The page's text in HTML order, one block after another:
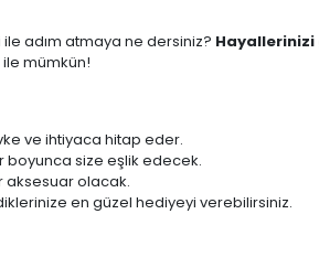
ile adım atmaya ne dersiniz? Hayallerinizi
ile mümkün!
ve ihtiyaca hitap eder.
boyunca size eşlik edecek.
aksesuar olacak.
en güzel hediyeyi verebilirsiniz.